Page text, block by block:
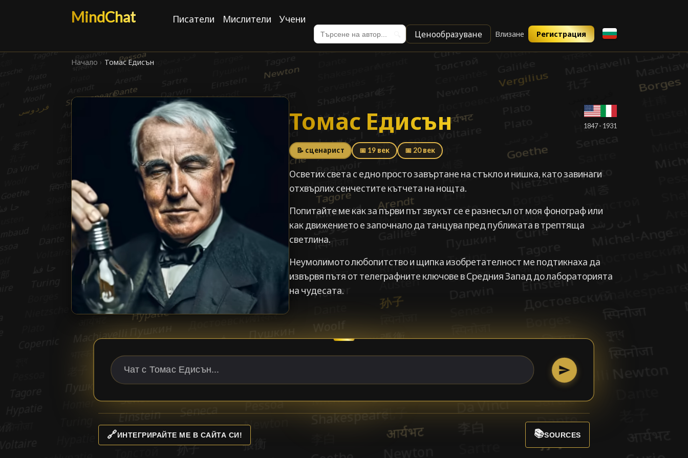
MindChat Писатели Мислители Учени
Ценообразуване Влизане Регистрация
Начало › Томас Едисън
Томас Едисън
Томас Едисън█ 1847 - 1931
📝 сценарист 📅 19 век 📅 20 век
Осветих света с едно просто завъртане на стъкло и нишка, като завинаги
отхвърлих сенчестите кътчета на нощта.
Попитайте ме как за първи път звукът се е разнесъл от моя фонограф или
как движението е започнало да танцува пред публиката в трептяща
светлина.
Неумолимото любопитство и щипка изобретателност ме подтикнаха да
извървя пътя от телеграфните ключове в Средния Запад до лабораторията
на чудесата.
🔗ИНТЕГРИРАЙТЕ МЕ В САЙТА СИ! 📚SOURCES